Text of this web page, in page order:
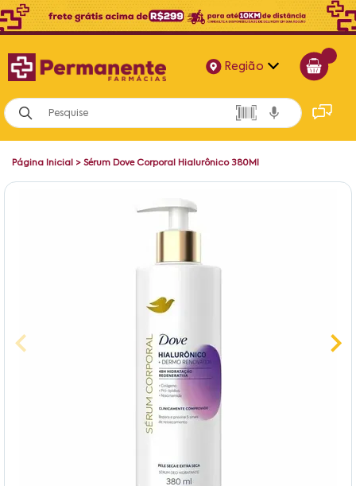
Região
Alagoas
Bahia
Página Inicial > Sérum Dove Corporal Hialurônico 380Ml